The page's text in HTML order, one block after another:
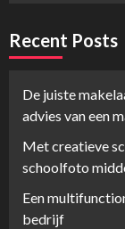
Recent Posts
De juiste
advies van een
Met creatieve
schoolfoto
Een
bedrijf